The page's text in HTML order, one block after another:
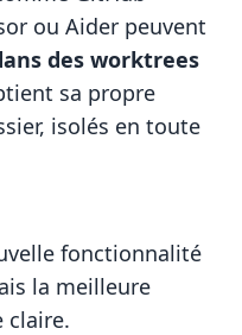
ou Aider peuvent
des worktrees
sa propre
isolés en toute
fonctionnalité
la meilleure
claire.